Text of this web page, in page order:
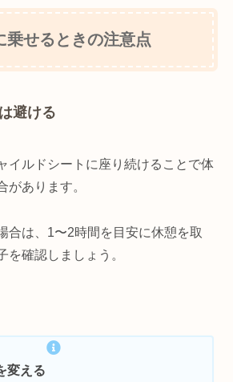
乗せるときの注意点
避ける
イルドシートに座り続けることで体
があります。
合は、1〜2時間を目安に休憩を取
を確認しましょう。
変える